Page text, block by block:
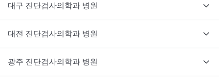
대구 진단검사의학과 병원
대전 진단검사의학과 병원
광주 진단검사의학과 병원